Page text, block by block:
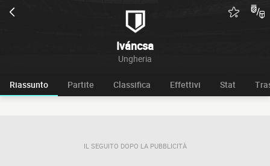
Iváncsa
Ungheria
Riassunto Partite Classifica Effettivi Stat
IL SEGUITO DOPO LA PUBBLICITÀ